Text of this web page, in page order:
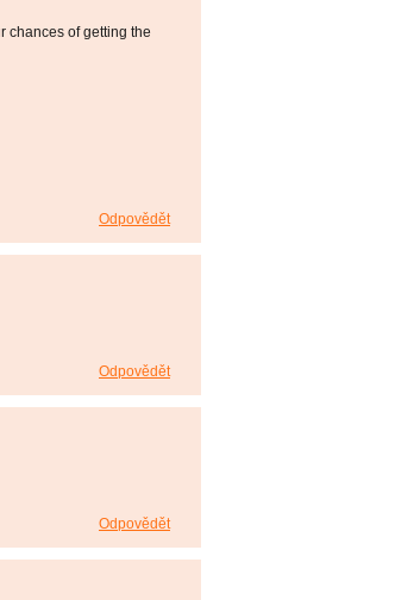
chances of getting the
Odpovědět
Odpovědět
Odpovědět